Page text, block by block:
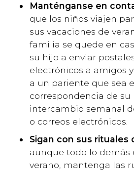
Manténganse en
que los niños viajen
sus vacaciones de
familia se quede en
su hijo a enviar
electrónicos a amigos
a un pariente que sea
correspondencia de
intercambio semanal
o correos electrónicos.
Sigan con sus rituales
aunque todo lo demás
verano, mantenga las